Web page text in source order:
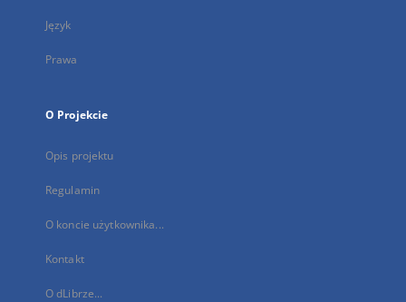
Język
Prawa
O Projekcie
Opis projektu
Regulamin
O koncie użytkownika...
Kontakt
O dLibrze...